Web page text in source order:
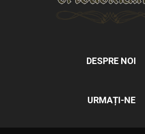
DESPRE NOI
URMAȚI-NE